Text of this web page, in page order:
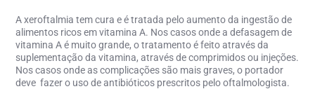
A xeroftalmia tem cura e é tratada pelo aumento da ingestão de
alimentos ricos em vitamina A. Nos casos onde a defasagem de
vitamina A é muito grande, o tratamento é feito através da
suplementação da vitamina, através de comprimidos ou injeções.
Nos casos onde as complicações são mais graves, o portador
deve fazer o uso de antibióticos prescritos pelo oftalmologista.